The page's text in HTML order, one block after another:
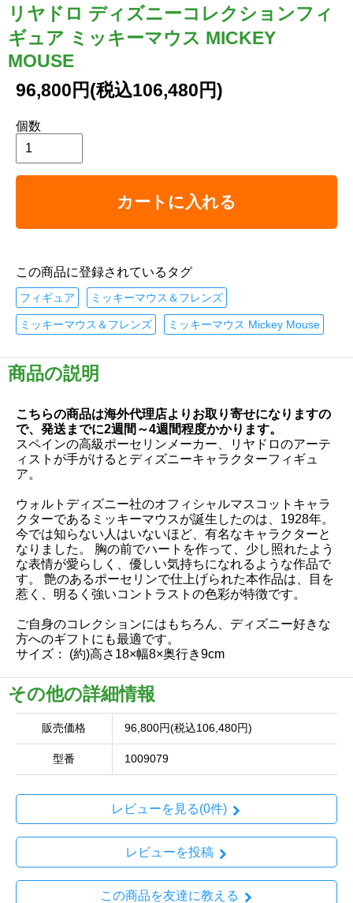
リヤドロ ディズニーコレクションフィ
ギュア ミッキーマウス MICKEY
MOUSE
96,800円(税込106,480円)
個数
カートに入れる
この商品に登録されているタグ
フィギュア ミッキーマウス＆フレンズ
ミッキーマウス＆フレンズ ミッキーマウス Mickey Mouse
商品の説明
こちらの商品は海外代理店よりお取り寄せになりますの
で、発送までに2週間～4週間程度かかります。
スペインの高級ポーセリンメーカー、リヤドロのアーテ
ィストが手がけるとディズニーキャラクターフィギュ
ア。
ウォルトディズニー社のオフィシャルマスコットキャラ
クターであるミッキーマウスが誕生したのは、1928年。
今では知らない人はいないほど、有名なキャラクターと
なりました。 胸の前でハートを作って、少し照れたよう
な表情が愛らしく、優しい気持ちになれるような作品で
す。 艶のあるポーセリンで仕上げられた本作品は、目を
惹く、明るく強いコントラストの色彩が特徴です。
ご自身のコレクションにはもちろん、ディズニー好きな
方へのギフトにも最適です。
サイズ： (約)高さ18×幅8×奥行き9cm
その他の詳細情報
販売価格 96,800円(税込106,480円)
型番 1009079
レビューを見る(0件)
レビューを投稿
この商品を友達に教える